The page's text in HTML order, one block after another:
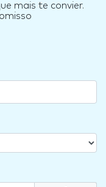
mais te convier.